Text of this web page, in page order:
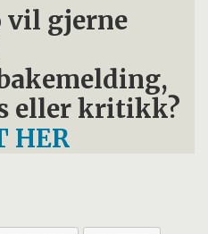
vil gjerne
eller kritikk?
HER